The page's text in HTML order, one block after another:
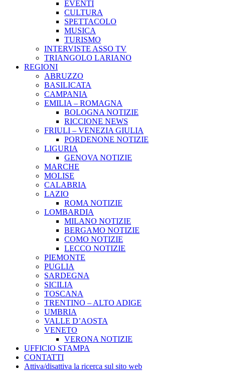
EVENTI
CULTURA
SPETTACOLO
MUSICA
TURISMO
INTERVISTE ASSO TV
TRIANGOLO LARIANO
REGIONI
ABRUZZO
BASILICATA
CAMPANIA
EMILIA – ROMAGNA
BOLOGNA NOTIZIE
RICCIONE NEWS
FRIULI – VENEZIA GIULIA
PORDENONE NOTIZIE
LIGURIA
GENOVA NOTIZIE
MARCHE
MOLISE
CALABRIA
LAZIO
ROMA NOTIZIE
LOMBARDIA
MILANO NOTIZIE
BERGAMO NOTIZIE
COMO NOTIZIE
LECCO NOTIZIE
PIEMONTE
PUGLIA
SARDEGNA
SICILIA
TOSCANA
TRENTINO – ALTO ADIGE
UMBRIA
VALLE D’AOSTA
VENETO
VERONA NOTIZIE
UFFICIO STAMPA
CONTATTI
Attiva/disattiva la ricerca sul sito web